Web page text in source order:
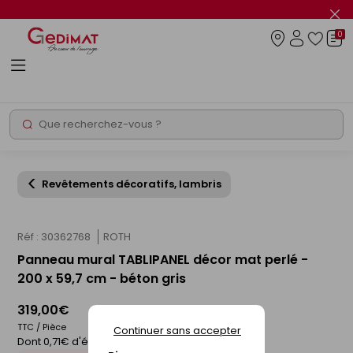
Continuer sans accepter
le
info
Rechercher
0
Revêtements décoratifs, lambris
Réf : 30362768 ROTH
Panneau mural TABLIPANEL décor mat perlé -
200 x 59,7 cm - béton gris
319,00€
TTC / Pièce
Dont 0,71€ d'éco-participation